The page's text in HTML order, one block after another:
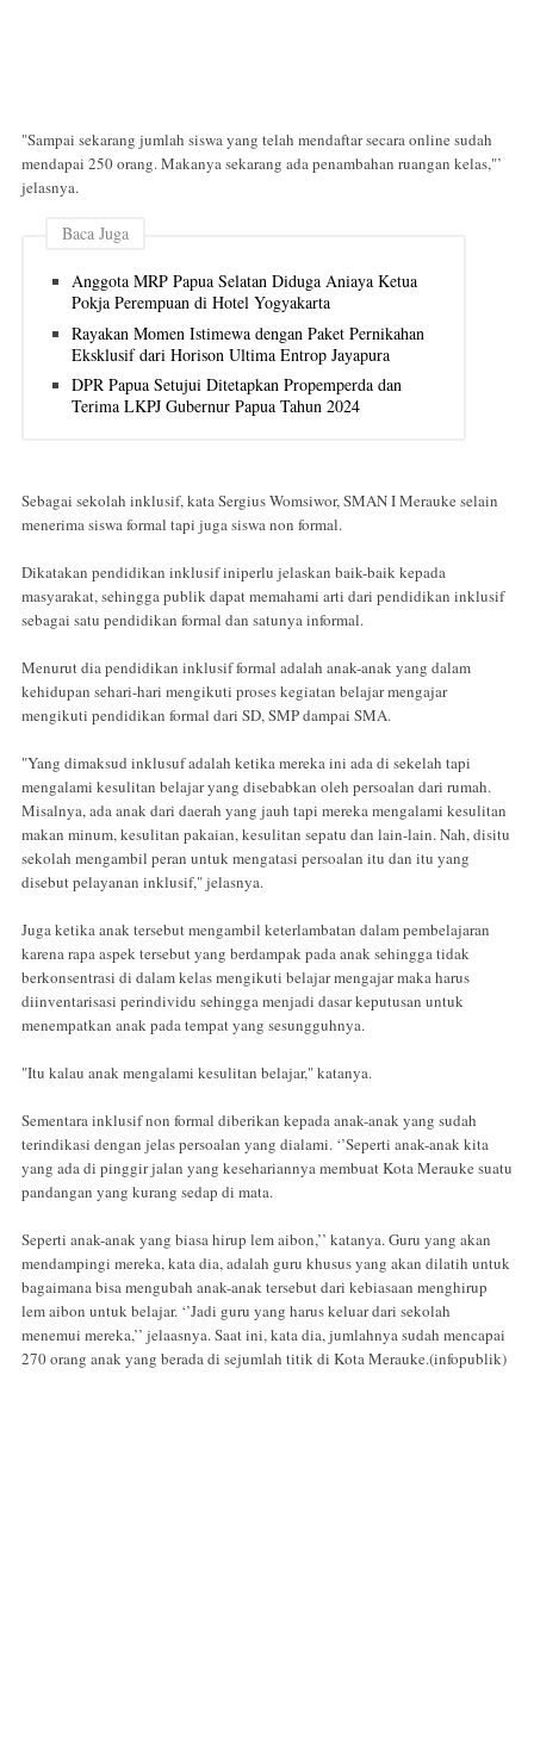
"Sampai sekarang jumlah siswa yang telah mendaftar secara online sudah
mendapai 250 orang. Makanya sekarang ada penambahan ruangan kelas,"’
jelasnya.
Baca Juga
Anggota MRP Papua Selatan Diduga Aniaya Ketua
Pokja Perempuan di Hotel Yogyakarta
Rayakan Momen Istimewa dengan Paket Pernikahan
Eksklusif dari Horison Ultima Entrop Jayapura
DPR Papua Setujui Ditetapkan Propemperda dan
Terima LKPJ Gubernur Papua Tahun 2024
Sebagai sekolah inklusif, kata Sergius Womsiwor, SMAN I Merauke selain
menerima siswa formal tapi juga siswa non formal.
Dikatakan pendidikan inklusif iniperlu jelaskan baik-baik kepada
masyarakat, sehingga publik dapat memahami arti dari pendidikan inklusif
sebagai satu pendidikan formal dan satunya informal.
Menurut dia pendidikan inklusif formal adalah anak-anak yang dalam
kehidupan sehari-hari mengikuti proses kegiatan belajar mengajar
mengikuti pendidikan formal dari SD, SMP dampai SMA.
"Yang dimaksud inklusuf adalah ketika mereka ini ada di sekelah tapi
mengalami kesulitan belajar yang disebabkan oleh persoalan dari rumah.
Misalnya, ada anak dari daerah yang jauh tapi mereka mengalami kesulitan
makan minum, kesulitan pakaian, kesulitan sepatu dan lain-lain. Nah, disitu
sekolah mengambil peran untuk mengatasi persoalan itu dan itu yang
disebut pelayanan inklusif," jelasnya.
Juga ketika anak tersebut mengambil keterlambatan dalam pembelajaran
karena rapa aspek tersebut yang berdampak pada anak sehingga tidak
berkonsentrasi di dalam kelas mengikuti belajar mengajar maka harus
diinventarisasi perindividu sehingga menjadi dasar keputusan untuk
menempatkan anak pada tempat yang sesungguhnya.
"Itu kalau anak mengalami kesulitan belajar," katanya.
Sementara inklusif non formal diberikan kepada anak-anak yang sudah
terindikasi dengan jelas persoalan yang dialami. ‘’Seperti anak-anak kita
yang ada di pinggir jalan yang kesehariannya membuat Kota Merauke suatu
pandangan yang kurang sedap di mata.
Seperti anak-anak yang biasa hirup lem aibon,’’ katanya. Guru yang akan
mendampingi mereka, kata dia, adalah guru khusus yang akan dilatih untuk
bagaimana bisa mengubah anak-anak tersebut dari kebiasaan menghirup
lem aibon untuk belajar. ‘’Jadi guru yang harus keluar dari sekolah
menemui mereka,’’ jelaasnya. Saat ini, kata dia, jumlahnya sudah mencapai
270 orang anak yang berada di sejumlah titik di Kota Merauke.(infopublik)